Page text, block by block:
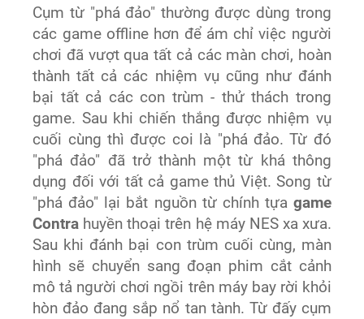
Cụm từ "phá đảo" thường được dùng trong
các game offline hơn để ám chỉ việc người
chơi đã vượt qua tất cả các màn chơi, hoàn
thành tất cả các nhiệm vụ cũng như đánh
bại tất cả các con trùm - thử thách trong
game. Sau khi chiến thắng được nhiệm vụ
cuối cùng thì được coi là "phá đảo. Từ đó
"phá đảo" đã trở thành một từ khá thông
dụng đối với tất cả game thủ Việt. Song từ
"phá đảo" lại bắt nguồn từ chính tựa game
Contra huyền thoại trên hệ máy NES xa xưa.
Sau khi đánh bại con trùm cuối cùng, màn
hình sẽ chuyển sang đoạn phim cắt cảnh
mô tả người chơi ngồi trên máy bay rời khỏi
hòn đảo đang sắp nổ tan tành. Từ đấy cụm